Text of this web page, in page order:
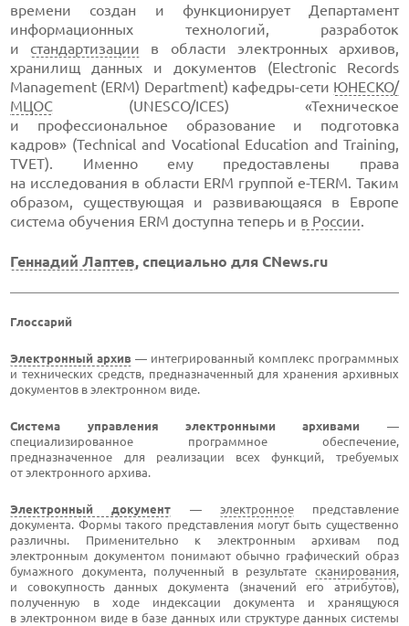
времени создан и функционирует Департамент
информационных технологий, разработок
и стандартизации в области электронных архивов,
хранилищ данных и документов (Electronic Records
Management (ERM) Department) кафедры-сети ЮНЕСКО/
МЦОС (UNESCO/ICES) «Техническое
и профессиональное образование и подготовка
кадров» (Technical and Vocational Education and Training,
TVET). Именно ему предоставлены права
на исследования в области ERM группой e-TERM. Таким
образом, существующая и развивающаяся в Европе
система обучения ERM доступна теперь и в России.
Геннадий Лаптев, специально для CNews.ru
Глоссарий
Электронный архив — интегрированный комплекс программных
и технических средств, предназначенный для хранения архивных
документов в электронном виде.
Система управления электронными архивами —
специализированное программное обеспечение,
предназначенное для реализации всех функций, требуемых
от электронного архива.
Электронный документ — электронноепредставление
документа. Формы такого представления могут быть существенно
различны. Применительно к электронным архивам под
электронным документом понимают обычно графический образ
бумажного документа, полученный в результате сканирования,
и совокупность данных документа (значений его атрибутов),
полученную в ходе индексации документа и хранящуюся
в электронном виде в базе данных или структуре данных системы